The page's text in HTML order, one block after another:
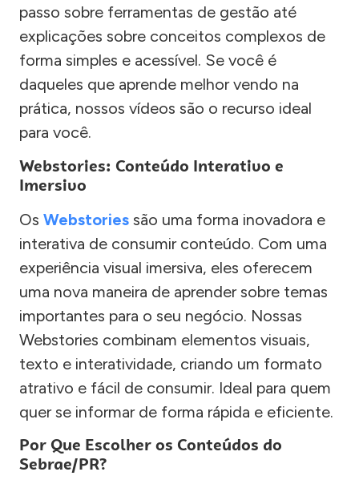
passo sobre ferramentas de gestão até
explicações sobre conceitos complexos de
forma simples e acessível. Se você é
daqueles que aprende melhor vendo na
prática, nossos vídeos são o recurso ideal
para você.
Webstories: Conteúdo Interativo e
Imersivo
Os Webstories são uma forma inovadora e
interativa de consumir conteúdo. Com uma
experiência visual imersiva, eles oferecem
uma nova maneira de aprender sobre temas
importantes para o seu negócio. Nossas
Webstories combinam elementos visuais,
texto e interatividade, criando um formato
atrativo e fácil de consumir. Ideal para quem
quer se informar de forma rápida e eficiente.
Por Que Escolher os Conteúdos do
Sebrae/PR?